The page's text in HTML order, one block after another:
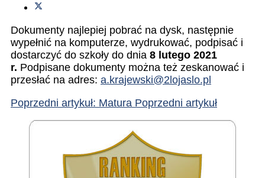
Dokumenty najlepiej pobrać na dysk, następnie
wypełnić na komputerze, wydrukować, podpisać i
dostarczyć do szkoły do dnia 8 lutego 2021
r. Podpisane dokumenty można też zeskanować i
przesłać na adres: a.krajewski@2lojaslo.pl
Poprzedni artykuł: Matura Poprzedni artykuł